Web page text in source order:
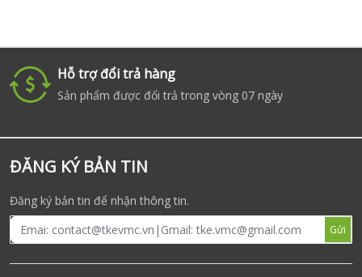
Hỗ trợ đổi trả hàng
Sản phẩm được đổi trả trong vòng 07 ngày
ĐĂNG KÝ BẢN TIN
Đăng ký bản tin để nhận thông tin.
Gửi